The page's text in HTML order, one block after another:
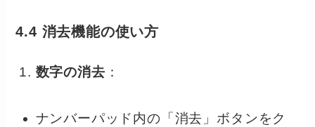
4.4 消去機能の使い方
数字の消去 ：
ナンバーパッド内の「消去」ボタンをク